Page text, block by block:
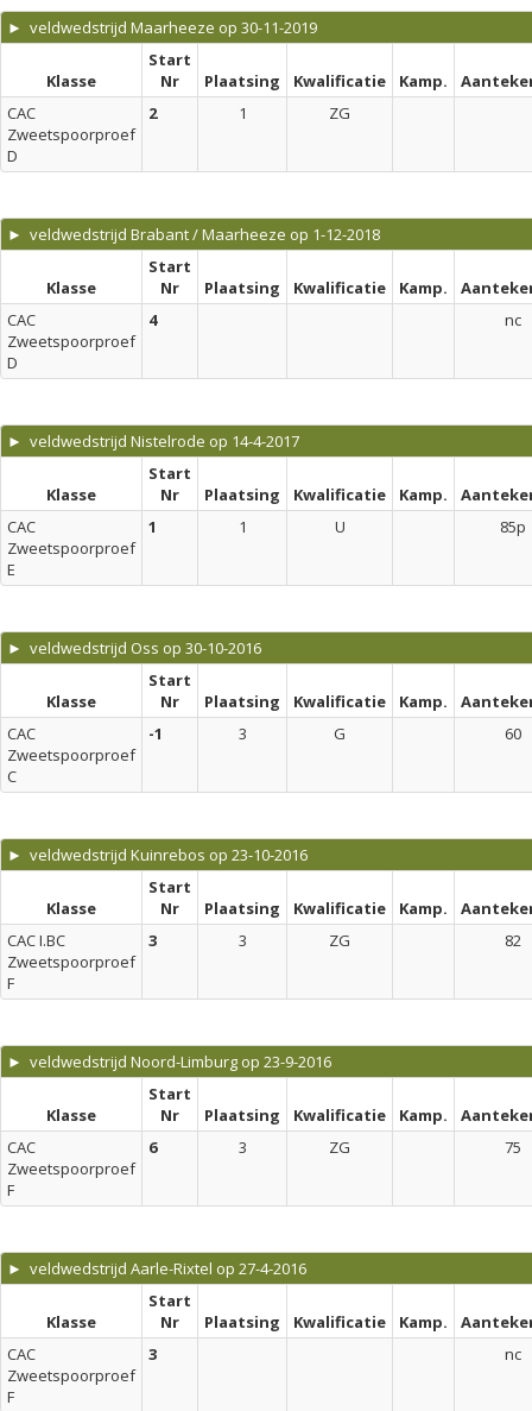
► veldwedstrijd Maarheeze op 30-11-2019
Klasse
Start
Nr
Plaatsing Kwalificatie Kamp.
CAC
Zweetspoorproef
D
2 1 ZG
► veldwedstrijd Brabant / Maarheeze op 1-12-2018
Klasse
Start
Nr
Plaatsing Kwalificatie Kamp.
CAC
Zweetspoorproef
D
4 nc
► veldwedstrijd Nistelrode op 14-4-2017
Klasse
Start
Nr
Plaatsing Kwalificatie Kamp.
CAC
Zweetspoorproef
E
1 1 U 85p
► veldwedstrijd Oss op 30-10-2016
Klasse
Start
Nr
Plaatsing Kwalificatie Kamp.
CAC
Zweetspoorproef
C
-1 3 G 60
► veldwedstrijd Kuinrebos op 23-10-2016
Klasse
Start
Nr
Plaatsing Kwalificatie Kamp.
CAC I.BC
Zweetspoorproef
F
3 3 ZG 82
► veldwedstrijd Noord-Limburg op 23-9-2016
Klasse
Start
Nr
Plaatsing Kwalificatie Kamp.
CAC
Zweetspoorproef
F
6 3 ZG 75
► veldwedstrijd Aarle-Rixtel op 27-4-2016
Klasse
Start
Nr
Plaatsing Kwalificatie Kamp.
CAC
Zweetspoorproef
F
3 nc